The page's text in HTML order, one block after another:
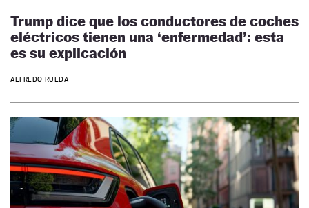
Trump dice que los conductores de coches
eléctricos tienen una ‘enfermedad’: esta
es su explicación
ALFREDO RUEDA